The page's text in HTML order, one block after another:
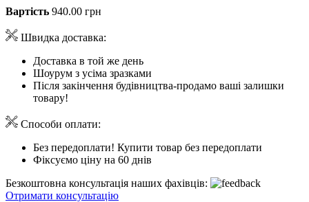
Вартість 940.00 грн
Швидка доставка:
Доставка в той же день
Шоурум з усіма зразками
Після закінчення будівництва-продамо ваші залишки
товару!
Способи оплати:
Без передоплати! Купити товар без передоплати
Фіксуємо ціну на 60 днів
Безкоштовна консультація наших фахівців:
Отримати консультацію